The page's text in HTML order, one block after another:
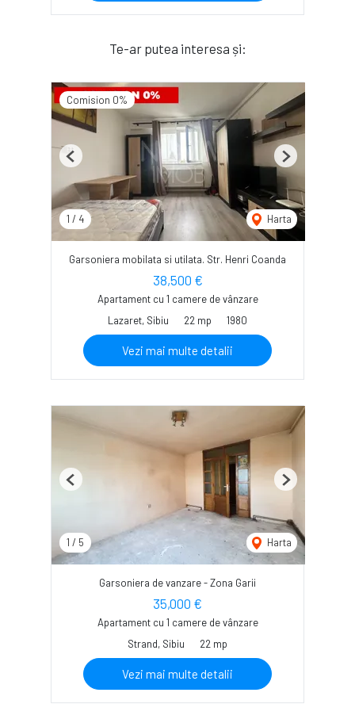
Te-ar putea interesa și:
Comision 0%
1 / 4 Harta
Previous Next
Garsoniera mobilata si utilata. Str. Henri Coanda
38,500 €
Apartament cu 1 camere de vânzare
Lazaret, Sibiu
22 mp 1980
Vezi mai multe detalii
1 / 5 Harta
Previous Next
Garsoniera de vanzare - Zona Garii
35,000 €
Apartament cu 1 camere de vânzare
Strand, Sibiu
22 mp
Vezi mai multe detalii